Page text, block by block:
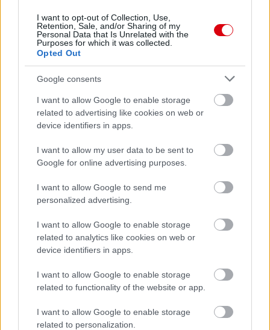
I want to opt-out of Collection, Use,
Retention, Sale, and/or Sharing of my
Personal Data that Is Unrelated with the
Purposes for which it was collected.
Opted Out
Google consents
I want to allow Google to enable storage
related to advertising like cookies on web or
device identifiers in apps.
I want to allow my user data to be sent to
Google for online advertising purposes.
I want to allow Google to send me
personalized advertising.
I want to allow Google to enable storage
related to analytics like cookies on web or
device identifiers in apps.
I want to allow Google to enable storage
related to functionality of the website or app.
I want to allow Google to enable storage
related to personalization.